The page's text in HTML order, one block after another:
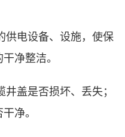
供电设备、设施，使保
净整洁。
盖是否损坏、丢失；
净。